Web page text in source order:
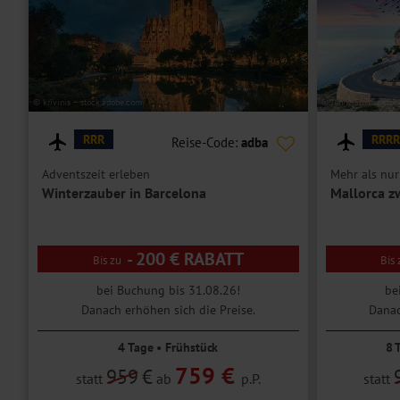
© krivinis – stock.adobe.com
RRR Reise-Code: adba
Adventszeit erleben
Winterzauber in Barcelona
- 200 € RABATT
bei Buchung bis 31.08.26!
Danach erhöhen sich die Preise.
4 Tage • Frühstück
statt 959€ ab 759 € p.P.
© Jenny Sturm -
RRRR
Mehr als
Mallorca
8
statt